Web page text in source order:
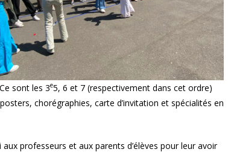
sont les 3e5, 6 et 7 (respectivement dans cet ordre)
chorégraphies, carte d’invitation et spécialités en
professeurs et aux parents d’élèves pour leur avoir